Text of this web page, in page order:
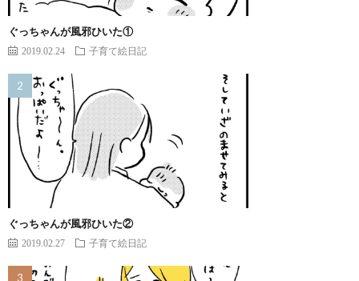
ぐっちゃんが風邪ひいた①
2019.02.24 子育て絵日記
ぐっちゃんが風邪ひいた②
2019.02.27 子育て絵日記